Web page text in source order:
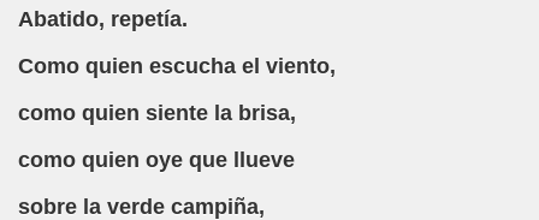
Abatido, repetía.
Como quien escucha el viento,
como quien siente la brisa,
como quien oye que llueve
sobre la verde campiña,
Desconocido)
y Castellano)
(Autor, un Pollo Capón)